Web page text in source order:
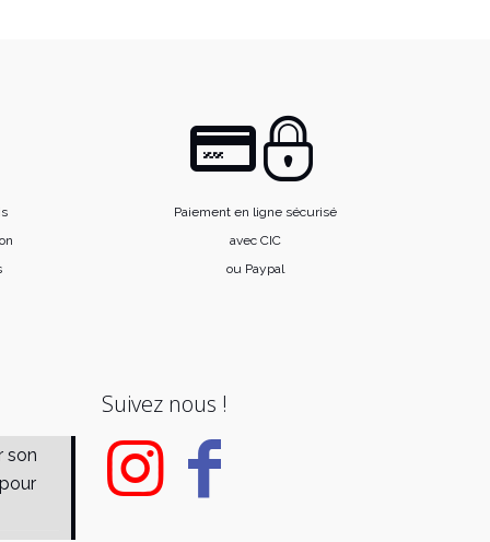
son
Paiement en ligne sécurisé
avec CIC
ou Paypal
Suivez nous !